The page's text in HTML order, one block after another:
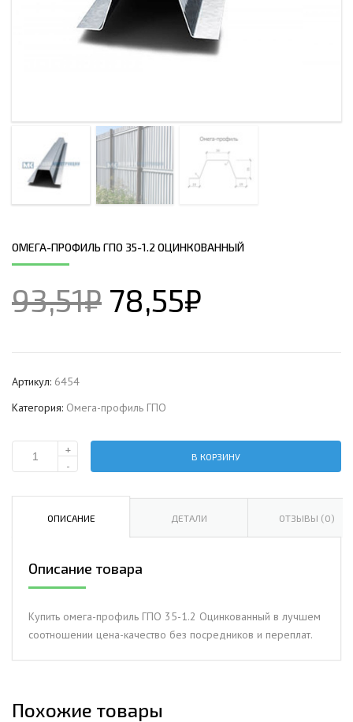
ОМЕГА-ПРОФИЛЬ ГПО 35-1.2 ОЦИНКОВАННЫЙ
93,51₽ 78,55₽
Артикул: 6454
Категория: Омега-профиль ГПО
Количество
профиль
Оцинкованный
+
-
В КОРЗИНУ
ОПИСАНИЕ ДЕТАЛИ ОТЗЫВЫ (0)
Описание товара
Купить омега-профиль ГПО 35-1.2 Оцинкованный в лучшем
соотношении цена-качество без посредников и переплат.
Похожие товары